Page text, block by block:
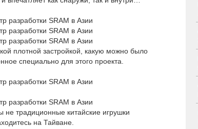
плотной застройкой, какую можно было
специально для этого проекта.
традиционные китайские игрушки
на Тайване.